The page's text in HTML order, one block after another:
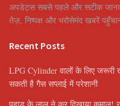
अपडेट्स सबसे पहले और सटीक
तेज़, निष्पक्ष और भरोसेमंद खबरें
Recent Posts
LPG Cylinder वालों के लिए
सकती है गैस सप्लाई में परेशानी
पहाड़ के लाल ने कर दिखाया कमाल!